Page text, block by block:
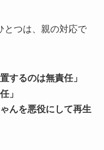
とつは、親の対応で
するのは無責任」
」
んを悪役にして再生